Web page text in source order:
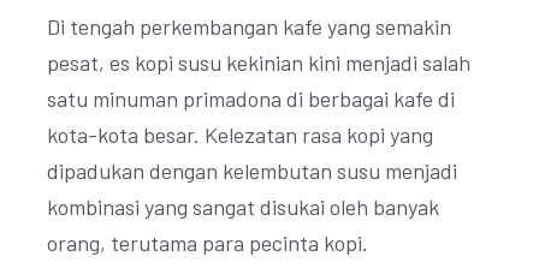
Di tengah perkembangan kafe yang semakin
pesat, es kopi susu kekinian kini menjadi salah
satu minuman primadona di berbagai kafe di
kota-kota besar. Kelezatan rasa kopi yang
dipadukan dengan kelembutan susu menjadi
kombinasi yang sangat disukai oleh banyak
orang, terutama para pecinta kopi.